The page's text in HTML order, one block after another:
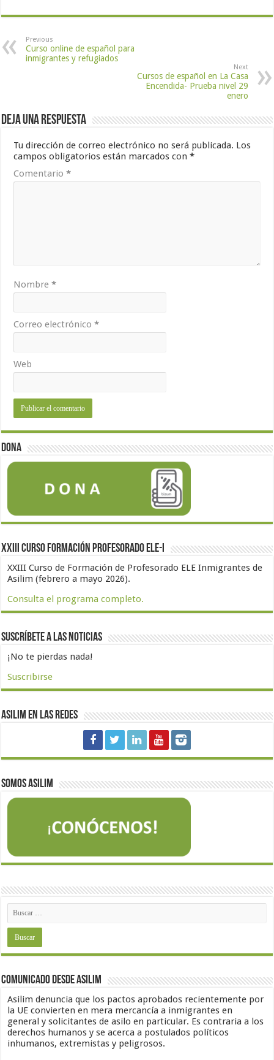
Previous
Curso online de español para
inmigrantes y refugiados
Next
Cursos de español en La Casa
Encendida- Prueba nivel 29
enero
Deja una respuesta
Tu dirección de correo electrónico no será publicada. Los
campos obligatorios están marcados con*
Comentario*
Nombre*
Correo electrónico*
Web
Dona
XXIII Curso formación profesorado ELE-I
XXIII Curso de Formación de Profesorado ELE Inmigrantes de
Asilim (febrero a mayo 2026).
Consulta el programa completo.
Suscríbete a las noticias
¡No te pierdas nada!
Suscribirse
Asilim en las redes
Somos Asilim
Comunicado desde Asilim
Asilim denuncia que los pactos aprobados recientemente por
la UE convierten en mera mercancía a inmigrantes en
general y solicitantes de asilo en particular. Es contraria a los
derechos humanos y se acerca a postulados políticos
inhumanos, extremistas y peligrosos.